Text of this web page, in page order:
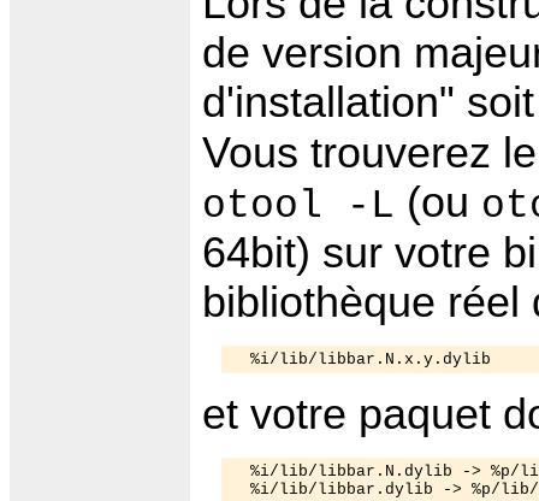
de version
d'installation"
Vous trouverez
otool -L (ou
64bit) sur votre
bibliothèque réel
et votre paquet
%i/lib/libbar.N.dylib -> %p/